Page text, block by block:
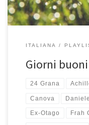
ITALIANA
Giorni buoni
24 Grana
Canova
Ex-Otago Frah